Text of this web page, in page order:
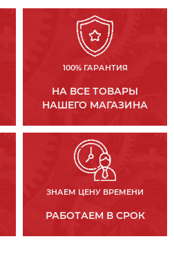
100% ГАРАНТИЯ
НА ВСЕ ТОВАРЫ
НАШЕГО МАГАЗИНА
ЗНАЕМ ЦЕНУ ВРЕМЕНИ
РАБОТАЕМ В СРОК